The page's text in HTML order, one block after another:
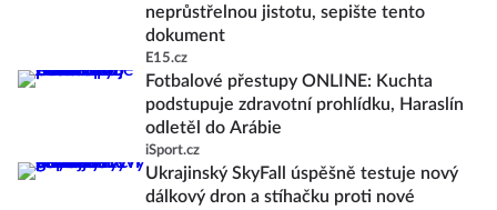
neprůstřelnou jistotu, sepište tento
dokument
E15.cz
Fotbalové přestupy ONLINE: Kuchta
podstupuje zdravotní prohlídku, Haraslín
odletěl do Arábie
iSport.cz
Ukrajinský SkyFall úspěšně testuje nový
dálkový dron a stíhačku proti nové